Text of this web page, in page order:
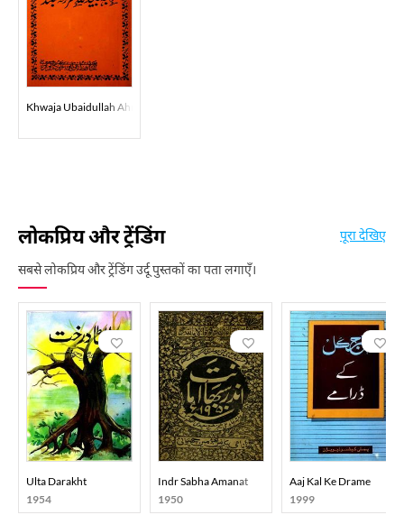
Khwaja Ubaidullah Ahrar Naqshbandi
लोकप्रिय और ट्रेंडिंग
सबसे लोकप्रिय और ट्रेंडिंग उर्दू पुस्तकों का पता लगाएँ।
पूरा देखिए
Ulta Darakht
1954
Indr Sabha Amanat
1950
Aaj Kal Ke Drame
1999